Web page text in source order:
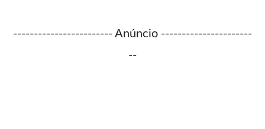
------------------------ Anúncio ----------------------
--